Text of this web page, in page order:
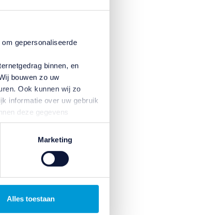
gepersonaliseerde
binnen, en
bouwen zo uw
Ook kunnen wij zo
informatie over uw gebruik
deze gegevens
basis van uw gebruik van
intrekken door te
Marketing
Alles toestaan
op